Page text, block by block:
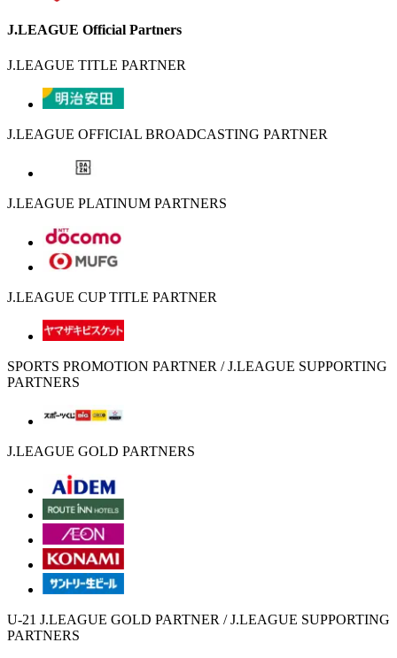
J.LEAGUE Official Partners
J.LEAGUE TITLE PARTNER
J.LEAGUE OFFICIAL BROADCASTING PARTNER
J.LEAGUE PLATINUM PARTNERS
J.LEAGUE CUP TITLE PARTNER
SPORTS PROMOTION PARTNER / J.LEAGUE SUPPORTING
PARTNERS
J.LEAGUE GOLD PARTNERS
U-21 J.LEAGUE GOLD PARTNER / J.LEAGUE SUPPORTING
PARTNERS